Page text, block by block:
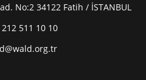
No:2 34122 Fatih / İSTANBUL
511 10 10